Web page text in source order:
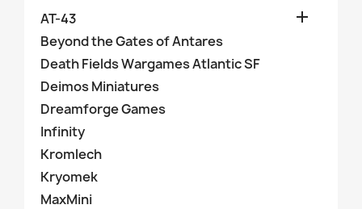
AT-43 
Beyond the Gates of Antares
Death Fields Wargames Atlantic SF
Deimos Miniatures
Dreamforge Games
Infinity
Kromlech
Kryomek
MaxMini